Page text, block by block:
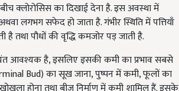
क्लोरोसिस का दिखाई देना है. इस अवस्था में
लगभग सफेद हो जाता है. गंभीर स्थिति में पत्तियाँ
है तथा पौधों की वृद्धि कमजोर पड़ जाती है.
आवश्यक है, इसलिए इसकी कमी का प्रभाव सबसे
Bud) का सूख जाना, पुष्पन में कमी, फूलों का